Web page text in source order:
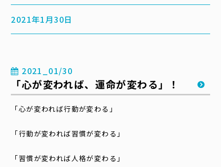
2021年1月30日
2021_01/30
「心が変われば、運命が変わる」！
「心が変われば行動が変わる」
「行動が変われば習慣が変わる」
「習慣が変われば人格が変わる」